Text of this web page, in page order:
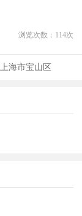
浏览次数： 114次
上海市宝山区